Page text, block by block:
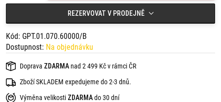
Horní kufr URBAN ABS s objemem 16 až 29 l je sportovní, lehký,
pevný a perfektně se hodí pro kratší každodenní túry nebo volný
čas a pojme i helmu. Připevňuje se k stojanu pomocí systému DHV,
nově vyvinutého rychlouzávěru. Jednoduše a pevně se připevní k
nosiči jediným stiskem a je možné ho dodatečně zajistit
integrovanou ochranou proti krádeži. Přesvědčí extrémní odolností
kombinovat horní kufr URBAN ABS s bočními kufry AERO ABS. Obě
pouzdra dokonale ladí s jejich elegantním a aerodynamickým
designem.
Obsah balení:
REZERVOVAT V PRODEJNĚ
Kód: GPT.01.070.60000/B
Dostupnost: Na objednávku
Doprava ZDARMA nad 2 499 Kč v rámci ČR
Zboží SKLADEM expedujeme do 2-3 dnů.
Výměna velikosti ZDARMAdo 30 dní